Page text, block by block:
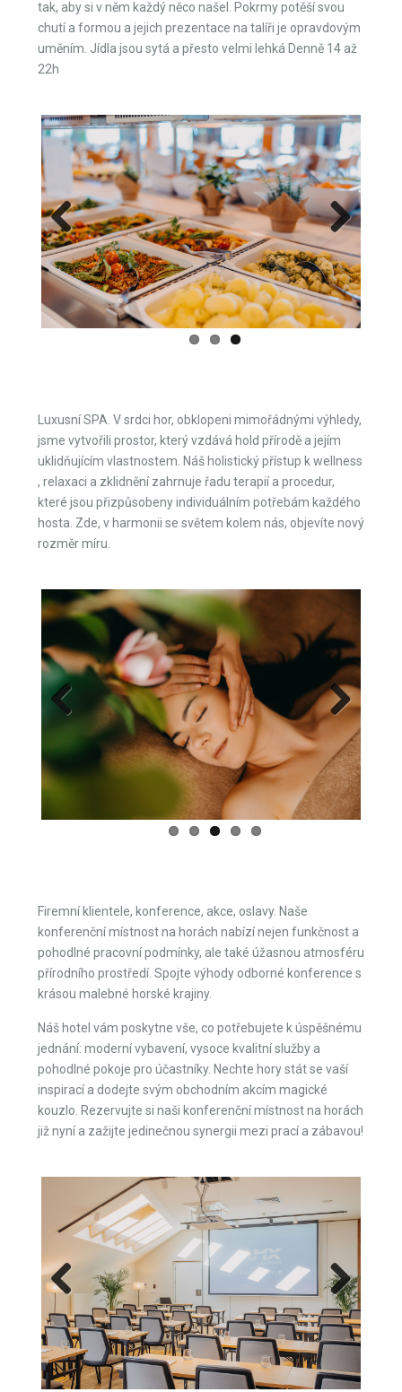
tak, aby si v něm každý něco našel. Pokrmy potěší svou
chutí a formou a jejich prezentace na talíři je opravdovým
uměním. Jídla jsou sytá a přesto velmi lehká Denně 14 až
22h
Previous Next
Luxusní SPA. V srdci hor, obklopeni mimořádnými výhledy,
jsme vytvořili prostor, který vzdává hold přírodě a jejím
uklidňujícím vlastnostem. Náš holistický přístup k wellness
, relaxaci a zklidnění zahrnuje řadu terapií a procedur,
které jsou přizpůsobeny individuálním potřebám každého
hosta. Zde, v harmonii se světem kolem nás, objevíte nový
rozměr míru.
Previous Next
Firemní klientele, konference, akce, oslavy. Naše
konferenční místnost na horách nabízí nejen funkčnost a
pohodlné pracovní podmínky, ale také úžasnou atmosféru
přírodního prostředí. Spojte výhody odborné konference s
krásou malebné horské krajiny.
Náš hotel vám poskytne vše, co potřebujete k úspěšnému
jednání: moderní vybavení, vysoce kvalitní služby a
pohodlné pokoje pro účastníky. Nechte hory stát se vaší
inspirací a dodejte svým obchodním akcím magické
kouzlo. Rezervujte si naši konferenční místnost na horách
již nyní a zažijte jedinečnou synergii mezi prací a zábavou!
Previous Next